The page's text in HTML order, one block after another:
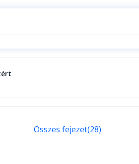
Összes fejezet(28)